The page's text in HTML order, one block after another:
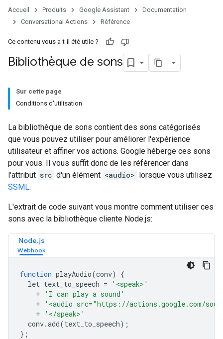
Accueil Produits Google Assistant
Documentation
Conversational Actions
Référence
Ce contenu vous a-t-il été utile ?
Bibliothèque de sons
Sur cette page
Conditions d'utilisation
La bibliothèque de sons contient des sons catégorisés
que vous pouvez utiliser pour améliorer l'expérience
utilisateur et affiner vos actions. Google héberge ces sons
pour vous. Il vous suffit donc de les référencer dans
l'attribut src d'un élément <audio> lorsque vous utilisez
SSML.
L'extrait de code suivant vous montre comment utiliser ces
sons avec la bibliothèque cliente Node.js:
Node.js
function playAudio(conv)
{
let text_to_speech =
'<speak>'
+
'I can play a sound'
+
'<audio src="https://actions.google.com/
+
'</speak>'
conv.add(text_to_speech);
};